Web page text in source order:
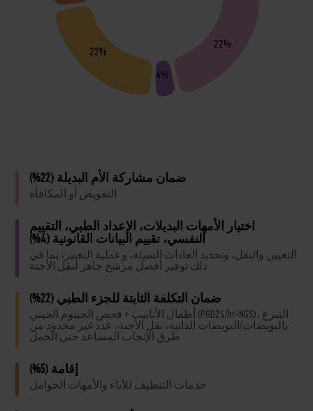
22%
4%
22%
ضمان مشاركة الأم البديلة (22%)
التعويض أو المكافأة
اختيار الأمهات البديلات، الإعداد الطبي، التقييم
النفسي، تقييم البيانات القانونية (4%)
التعيين والنقل، وتحديد العادات السيئة، وعملية التغيير، بما في
ذلك توفير أفضل مرشح جاهز لنقل الأجنة
ضمان التكلفة الثابتة للجزء الطبي (22%)
أطفال الأنابيب + فحص الجينوم الجيني (PGD24/hr-NGS)، التبرع
بالبويضات/البويضات الذاتية، نقل الأجنة، عدد غير محدود من
طرق الإنجاب المساعد حتى الحمل
إقامة (5%)
خدمات التنظيف للآباء والأمهات الحوامل